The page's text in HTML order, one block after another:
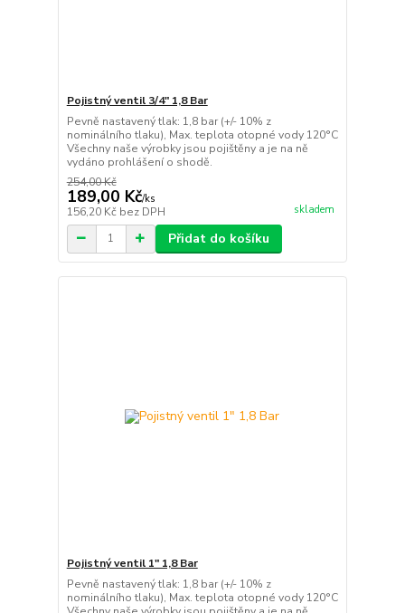
Pojistný ventil 3/4" 1,8 Bar
Pevně nastavený tlak: 1,8 bar (+/- 10% z
nominálního tlaku), Max. teplota otopné vody 120°C
Všechny naše výrobky jsou pojištěny a je na ně
vydáno prohlášení o shodě.
254,00 Kč
189,00 Kč/ks
156,20 Kč bez DPH skladem
Přidat do košíku
Pojistný ventil 1" 1,8 Bar
Pevně nastavený tlak: 1,8 bar (+/- 10% z
nominálního tlaku), Max. teplota otopné vody 120°C